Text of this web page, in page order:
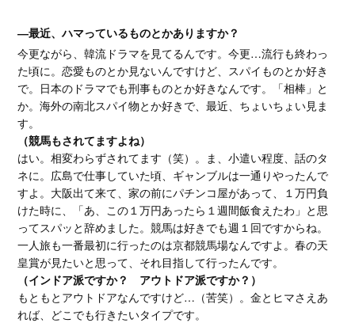
―最近、ハマっているものとかありますか？
今更ながら、韓流ドラマを見てるんです。今更…流行も終わっ
た頃に。恋愛ものとか見ないんですけど、スパイものとか好き
で。日本のドラマでも刑事ものとか好きなんです。「相棒」と
か。海外の南北スパイ物とか好きで、最近、ちょいちょい見ま
す。
（競馬もされてますよね）
はい。相変わらずされてます（笑）。ま、小遣い程度、話のタ
ネに。広島で仕事していた頃、ギャンブルは一通りやったんで
すよ。大阪出て来て、家の前にパチンコ屋があって、１万円負
けた時に、「あ、この１万円あったら１週間飯食えたわ」と思
ってスパッと辞めました。競馬は好きでも週１回ですからね。
一人旅も一番最初に行ったのは京都競馬場なんですよ。春の天
皇賞が見たいと思って、それ目指して行ったんです。
（インドア派ですか？ アウトドア派ですか？）
もともとアウトドアなんですけど…（苦笑）。金とヒマさえあ
れば、どこでも行きたいタイプです。